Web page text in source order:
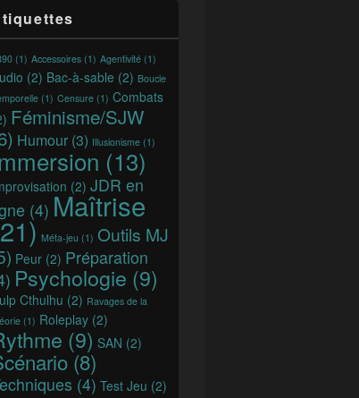
(1) Accessoires (1) Agentivité (1)
(2) Bac-à-sable (2) Boucle
(1) Censure (1) Combats
Féminisme/SJW
Humour (3) Illusionisme (1)
(13)
(2) JDR en
(4) Maîtrise
Méta-jeu (1) Outils MJ
Peur (2) Préparation
Psychologie (9)
Cthulhu (2) Ravages de la
(1) Roleplay (2)
(9) SAN (2)
(8)
(4) Test Jeu (2)